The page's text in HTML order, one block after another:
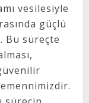
vesilesiyle
güçlü
Bu süreçte